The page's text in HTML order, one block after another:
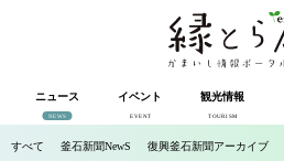
ニュース
NEWS
イベント
EVENT
観光情報
TOURISM
すべて 釜石新聞NewS 復興釜石新聞アーカイブ